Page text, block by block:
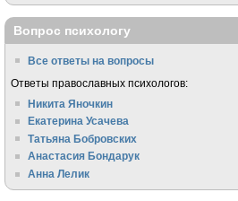
Вопрос психологу
Все ответы на вопросы
Ответы православных психологов:
Никита Яночкин
Екатерина Усачева
Татьяна Бобровских
Анастасия Бондарук
Анна Лелик